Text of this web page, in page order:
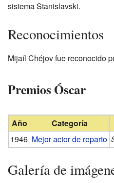
sistema Stanislavski.
Reconocimientos
Mijaíl Chéjov fue reconocido
Premios Óscar
Año Categoría
1946 Mejor actor de reparto
Galería de